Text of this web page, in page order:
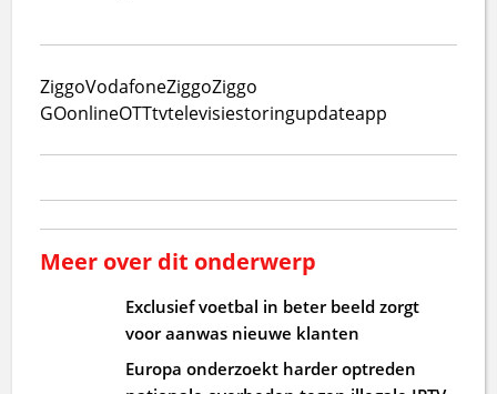
ZiggoVodafoneZiggoZiggo
GOonlineOTTtvtelevisiestoringupdateapp
Meer over dit onderwerp
Exclusief voetbal in beter beeld zorgt
voor aanwas nieuwe klanten
Europa onderzoekt harder optreden